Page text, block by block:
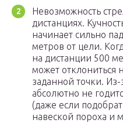
Невозможность
дистанциях.
начинает сильно
метров от цели.
на дистанции 500
может отклониться
заданной точки. Из-
абсолютно не
(даже если
навеской пороха и